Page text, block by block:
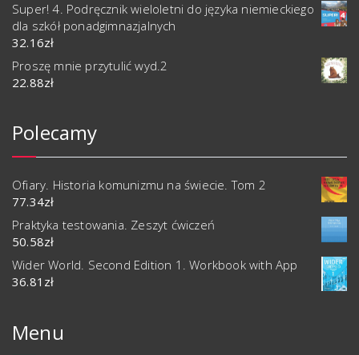
Super! 4. Podręcznik wieloletni do języka niemieckiego
dla szkół ponadgimnazjalnych
32.16zł
Proszę mnie przytulić wyd.2
22.88zł
Polecamy
Ofiary. Historia komunizmu na świecie. Tom 2
77.34zł
Praktyka testowania. Zeszyt ćwiczeń
50.58zł
Wider World. Second Edition 1. Workbook with App
36.81 zł
Menu